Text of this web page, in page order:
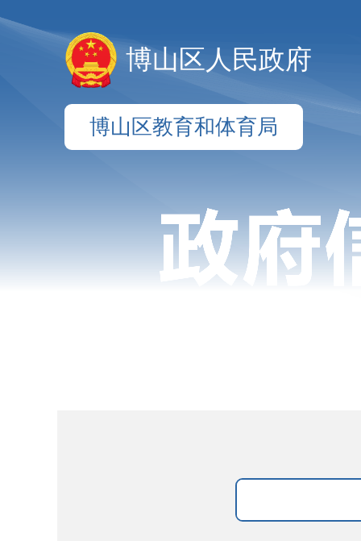
博山区人民政府
博山区教育和体育局